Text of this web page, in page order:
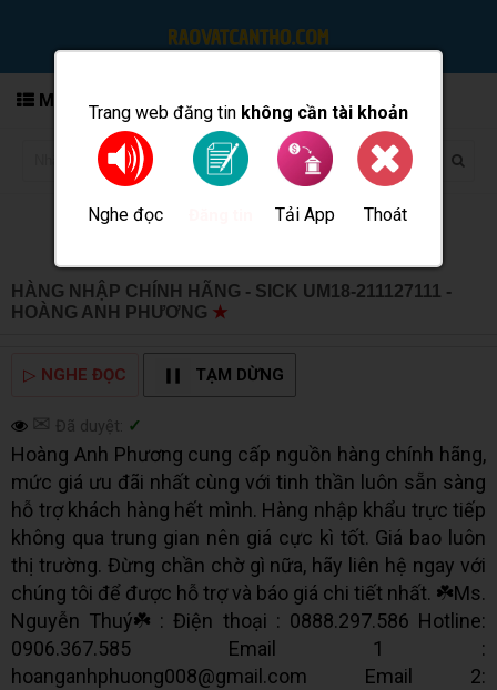
Trang web đăng tin không cần tài khoản
Nghe đọc Tải App Thoát
MENU
HÀNG NHẬP CHÍNH HÃNG - SICK UM18-211127111 -
HOÀNG ANH PHƯƠNG ★
▷ NGHE ĐỌC TẠM DỪNG
✉ Đã duyệt: ✓
Hoàng Anh Phương cung cấp nguồn hàng chính hãng,
mức giá ưu đãi nhất cùng với tinh thần luôn sẵn sàng
hỗ trợ khách hàng hết mình. Hàng nhập khẩu trực tiếp
không qua trung gian nên giá cực kì tốt. Giá bao luôn
thị trường. Đừng chần chờ gì nữa, hãy liên hệ ngay với
chúng tôi để được hỗ trợ và báo giá chi tiết nhất. ☘️Ms.
Nguyễn Thuý☘️ : Điện thoại : 0888.297.586 Hotline:
0906.367.585 Email 1 :
hoanganhphuong008@gmail.com Email 2: